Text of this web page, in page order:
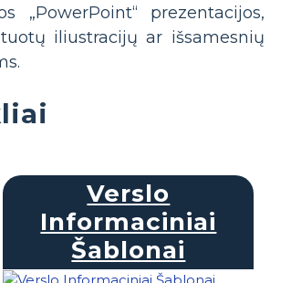
prezentacijos,
iliustracijų ar išsamesnių
Verslo
Informaciniai
Šablonai